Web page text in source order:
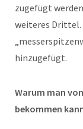
zugefügt
weiteres Drittel.
hinzugefügt.
Warum man
bekommen